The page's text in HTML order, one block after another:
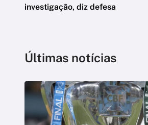
investigação, diz defesa
Últimas notícias